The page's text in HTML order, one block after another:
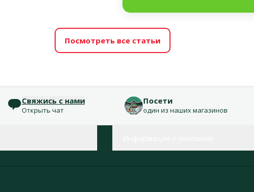
Посмотреть все статьи
Свяжись с нами
Открыть чат
Посети
один из наших магазинов